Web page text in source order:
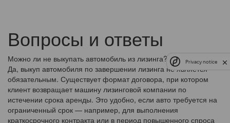
Вопросы и ответы
Можно ли не выкупать автомобиль из лизинга?
Да, выкуп автомобиля по завершении лизинга не является
обязательным. Существует формат договора, при котором
клиент возвращает машину лизинговой компании по
истечении срока аренды. Это удобно, если авто требуется на
ограниченный срок — например, для выполнения
краткосрочного контракта или в период повышенного спроса
Privacy notice